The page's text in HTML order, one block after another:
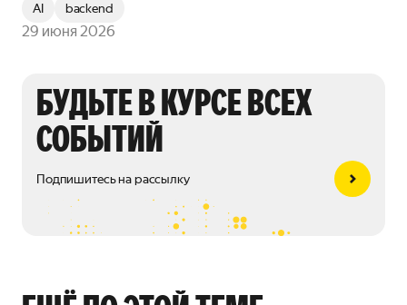
AI backend
29 июня 2026
БУДЬТЕ В КУРСЕ ВСЕХ
СОБЫТИЙ
Подпишитесь на рассылку